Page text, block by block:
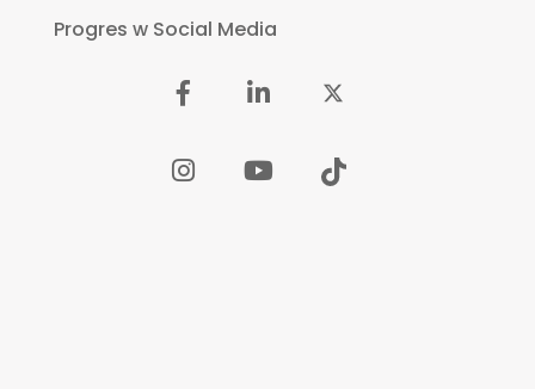
Progres w Social Media